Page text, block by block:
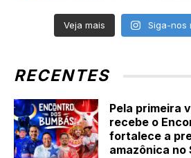
Veja mais Siga-nos
RECENTES
Pela primeira
recebe o
fortalece a
amazônica no